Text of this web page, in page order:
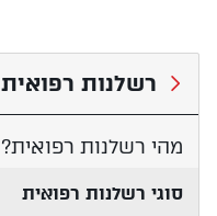
רשלנות רפואית
מהי רשלנות רפואית?
סוגי רשלנות רפואית